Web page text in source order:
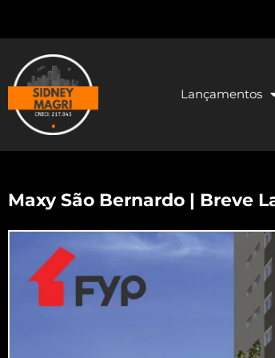
Lançamentos
Maxy São Bernardo | Breve